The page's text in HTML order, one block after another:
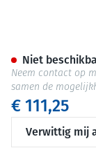
€ 111,25
Verwittig mij
Niet
Neem contact op
samen de